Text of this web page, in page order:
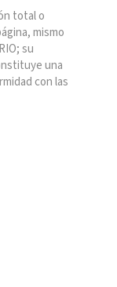
total o
mismo
su
una
con las